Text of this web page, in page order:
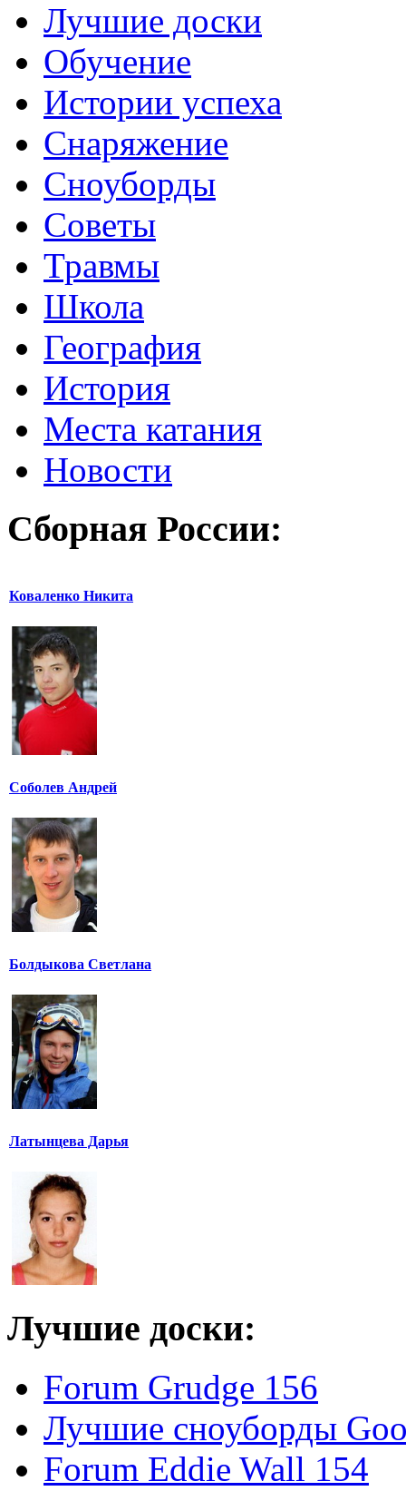
Лучшие доски
Обучение
Истории успеха
Снаряжение
Сноуборды
Советы
Травмы
Школа
География
История
Места катания
Новости
Сборная России:
Коваленко Никита
Соболев Андрей
Болдыкова Светлана
Латынцева Дарья
Лучшие доски:
Forum Grudge 156
Лучшие сноуборды
Forum Eddie Wall 154